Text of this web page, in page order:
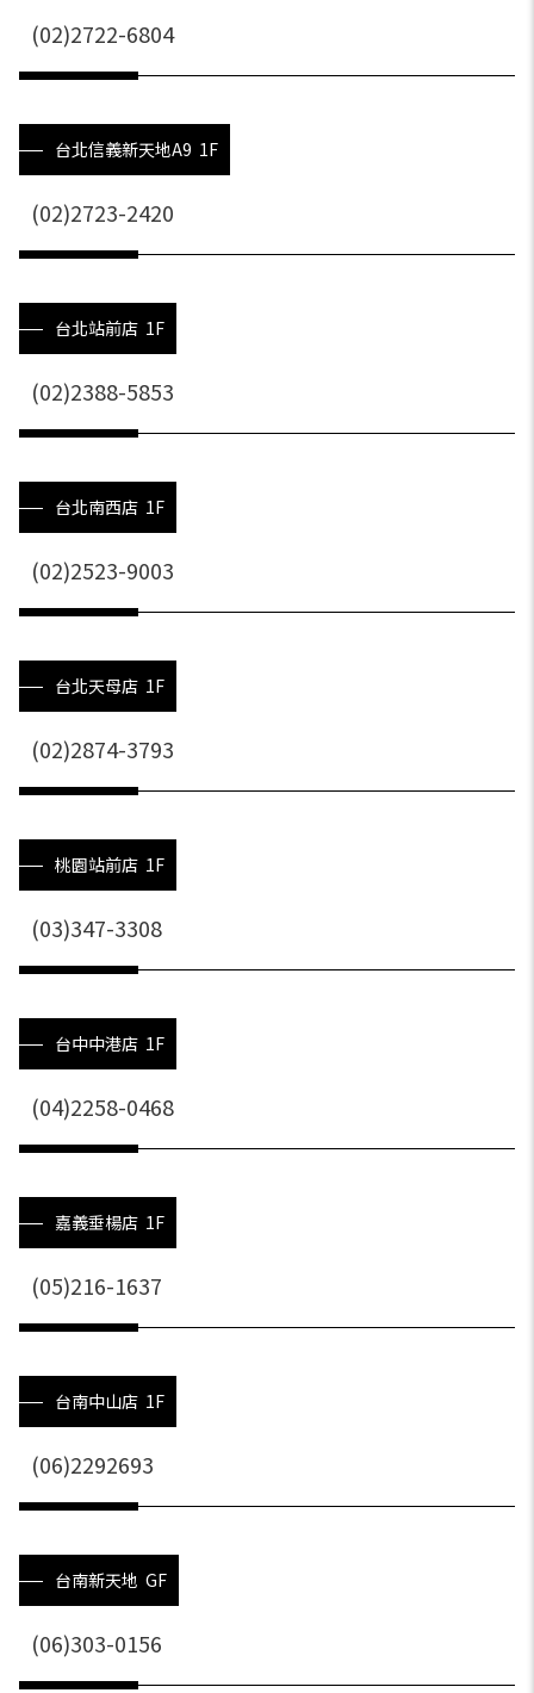
(02)2722-6804
台北信義新天地A9 1F
(02)2723-2420
台北站前店 1F
(02)2388-5853
台北南西店 1F
(02)2523-9003
台北天母店 1F
(02)2874-3793
桃園站前店 1F
(03)347-3308
台中中港店 1F
(04)2258-0468
嘉義垂楊店 1F
(05)216-1637
台南中山店 1F
(06)2292693
台南新天地 GF
(06)303-0156